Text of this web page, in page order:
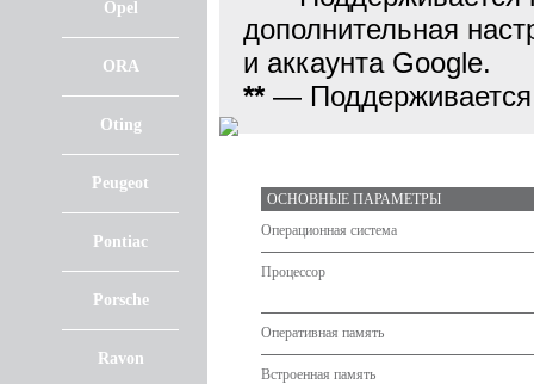
Opel
ORA
Oting
Peugeot
Pontiac
Porsche
Ravon
дополнительная
и аккаунта Google.
** —
ОСНОВНЫЕ ПАРАМЕТРЫ
Операционная система
Процессор
Оперативная память
Встроенная память